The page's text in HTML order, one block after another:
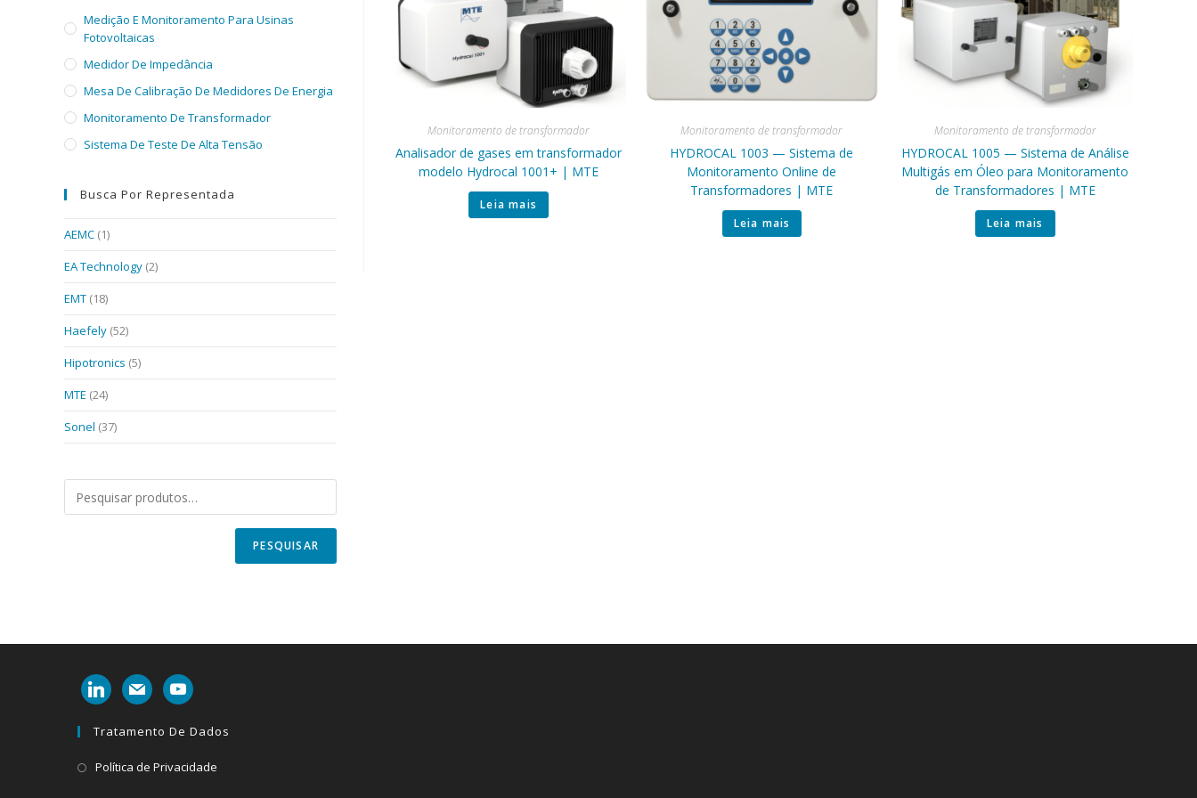
Monitoramento de transformador
Analisador de gases em transformador
modelo Hydrocal 1001+ | MTE
Leia mais
Monitoramento de transformador
HYDROCAL 1003 — Sistema de
Monitoramento Online de
Transformadores | MTE
Leia mais
Monitoramento de transformador
HYDROCAL 1005 — Sistema de Análise
Multigás em Óleo para Monitoramento
de Transformadores | MTE
Leia mais
Medição E Monitoramento Para Usinas
Fotovoltaicas
Medidor De Impedância
Mesa De Calibração De Medidores De Energia
Monitoramento De Transformador
Sistema De Teste De Alta Tensão
Busca Por Representada
AEMC (1)
EA Technology (2)
EMT (18)
Haefely (52)
Hipotronics (5)
MTE (24)
Sonel (37)
PESQUISAR
linkedinmail youtube
Tratamento De Dados
Política de Privacidade